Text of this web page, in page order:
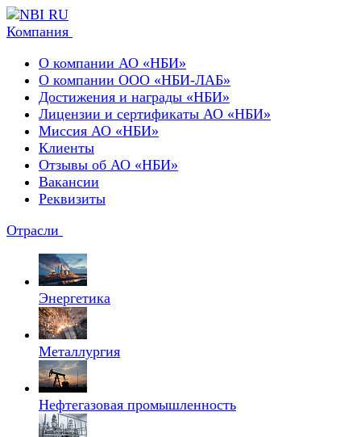
Компания
О компании АО «НБИ»
О компании ООО «НБИ-ЛАБ»
Достижения и награды «НБИ»
Лицензии и сертификаты АО «НБИ»
Миссия АО «НБИ»
Клиенты
Отзывы об АО «НБИ»
Вакансии
Реквизиты
Отрасли
Энергетика
Металлургия
Нефтегазовая промышленность